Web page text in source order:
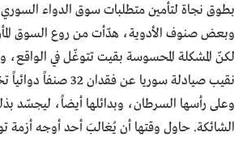
بطوق نجاة لتأمين متطلبات سوق الدواء السوري
وبعض صنوف الأدوية، هدّأت من روع السوق
لكنّ المشكلة المحسوسة بقيت تتوغّل في الواقع،
نقيب صيادلة سوريا عن
وعلى رأسها السرطان، وبدائلها أيضاً، ليجسّد
الشائكة. حاول وقتها أن يُغالبَ أحد أوجه أزمة